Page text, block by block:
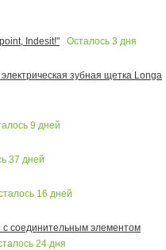
Indesit!"
Осталось 3 дня
зубная щетка Longa
9 дней
37 дней
16 дней
соединительным элементом
24 дня